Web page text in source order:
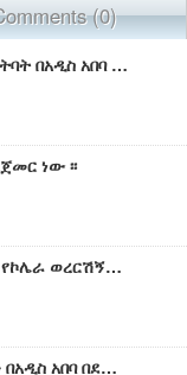
(0)
የማህጸን በር ካንሰር የመከላከያ ክትባት በአዲስ አበባ ከተማ እየተሰጠ ነው
ነው ፡፡
በቅርቡ በኢትዮጵያ የተከሰተውን የኮሌራ ወረርሽኝን ለመከላከል የሚሰጠው ክትባት እጥረት አጋጥሞታል ኢቢኤስ አዲስ ነገር EBS What's New July 9, 2
የሻደይ፣ አሸንድየ እና ሶለል በዓልን በአዲስ አበባ በደማቅ ለማክበር ስልጠና እየተሰጠ ነው።